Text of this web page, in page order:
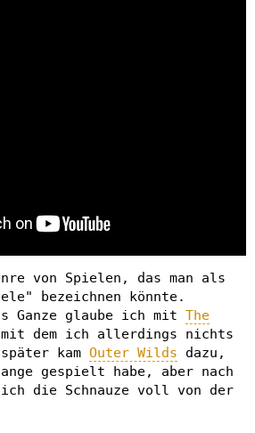
von Spielen, das man als
bezeichnen könnte.
Ganze glaube ich mit The
dem ich allerdings nichts
kam Outer Wilds dazu,
gespielt habe, aber nach
die Schnauze voll von der